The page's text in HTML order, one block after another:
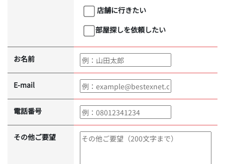
店舗に行きたい
部屋探しを依頼したい
お名前
E-mail
電話番号
その他ご要望